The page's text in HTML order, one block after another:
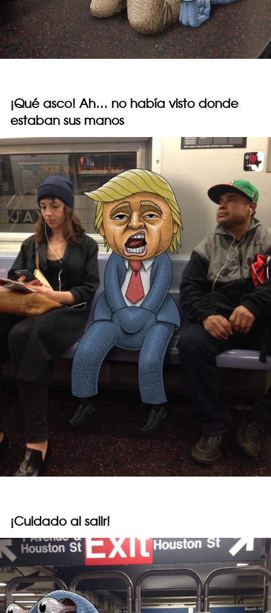
¡Qué asco! Ah… no había visto donde
estaban sus manos
¡Cuidado al salir!